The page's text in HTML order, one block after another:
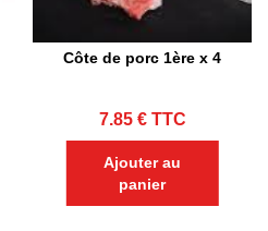
Côte de porc 1ère x 4
7.85 €TTC
Ajouter au
panier